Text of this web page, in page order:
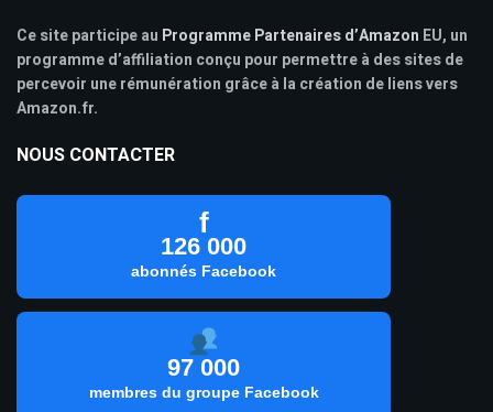
Ce site participe au Programme Partenaires d’Amazon EU, un
programme d’affiliation conçu pour permettre à des sites de
percevoir une rémunération grâce à la création de liens vers
Amazon.fr.
NOUS CONTACTER
f
126 000
abonnés Facebook
97 000
membres du groupe Facebook